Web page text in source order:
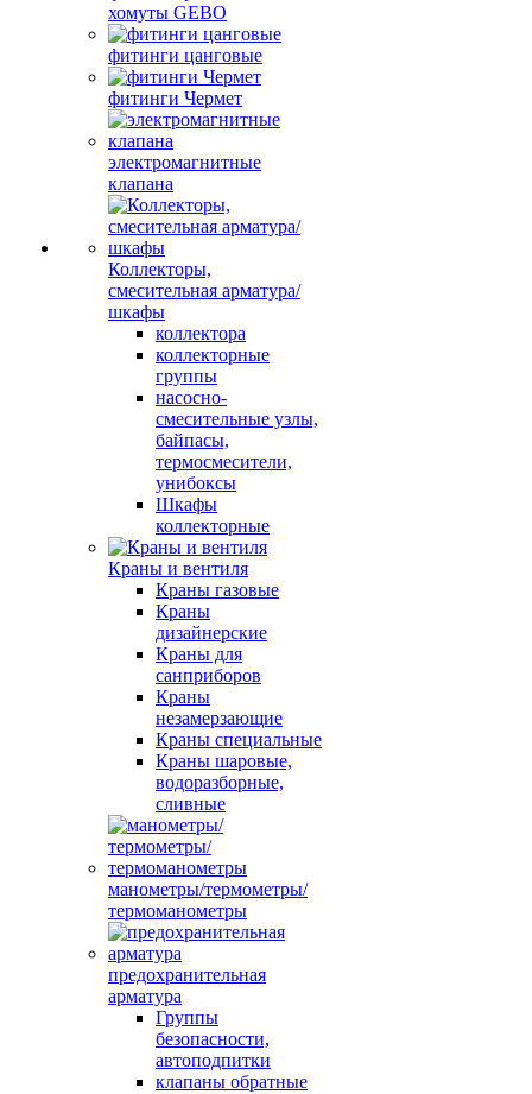
хомуты GEBO
фитинги цанговые
фитинги Чермет
электромагнитные
клапана
Коллекторы,
смесительная арматура/
шкафы
коллектора
коллекторные
группы
насосно-
смесительные узлы,
байпасы,
термосмесители,
унибоксы
Шкафы
коллекторные
Краны и вентиля
Краны газовые
Краны
дизайнерские
Краны для
санприборов
Краны
незамерзающие
Краны специальные
Краны шаровые,
водоразборные,
сливные
манометры/термометры/
термоманометры
предохранительная
арматура
Группы
безопасности,
автоподпитки
клапаны обратные